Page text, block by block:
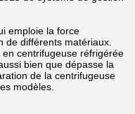
emploie la force
de différents matériaux.
centrifugeuse réfrigérée
bien que dépasse la
de la centrifugeuse
modèles.